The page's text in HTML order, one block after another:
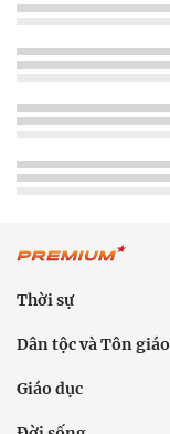
Thời sự
Dân tộc và Tôn giáo
Giáo dục